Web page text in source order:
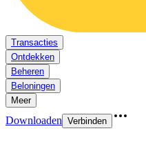
Transacties
Ontdekken
Beheren
Beloningen
Meer
Downloaden Verbinden